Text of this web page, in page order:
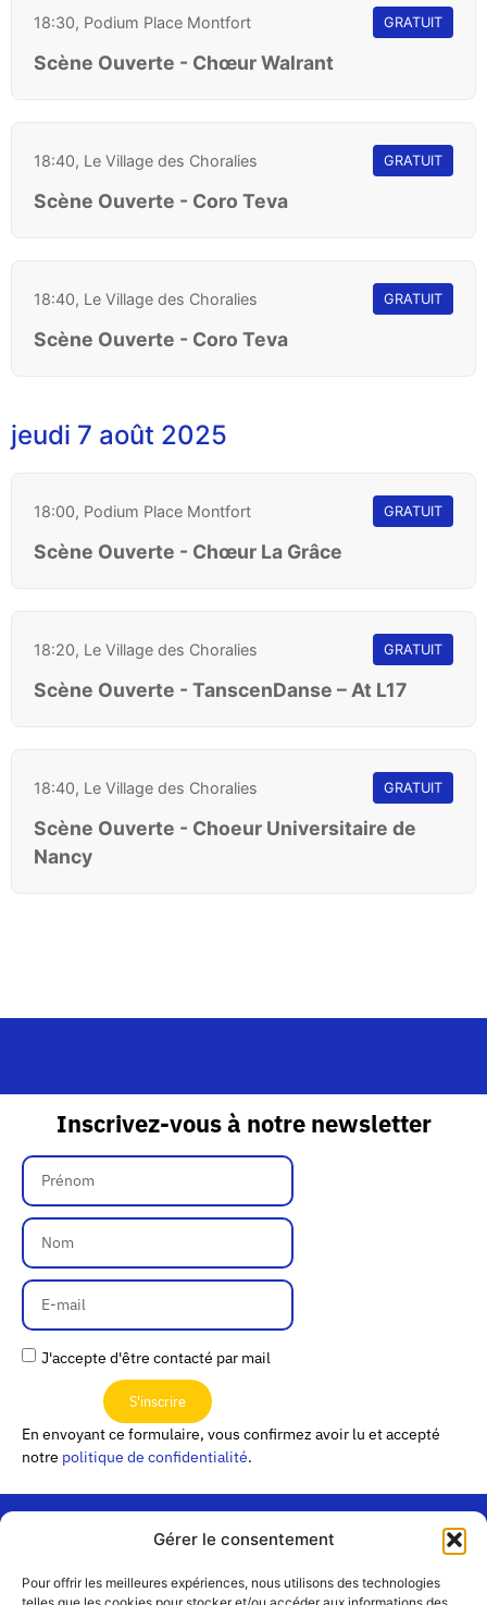
Gérer le consentement
Pour offrir les meilleures expériences, nous utilisons des technologies
18:30, Podium Place Montfort GRATUIT
Scène Ouverte - Chœur Walrant
18:40, Le Village des Choralies GRATUIT
Scène Ouverte - Coro Teva
18:40, Le Village des Choralies GRATUIT
Scène Ouverte - Coro Teva
jeudi 7 août 2025
18:00, Podium Place Montfort GRATUIT
Scène Ouverte - Chœur La Grâce
18:20, Le Village des Choralies GRATUIT
Scène Ouverte - TanscenDanse – At L17
18:40, Le Village des Choralies GRATUIT
Scène Ouverte - Choeur Universitaire de
Nancy
Inscrivez-vous à notre newsletter
J'accepte d'être contacté par mail
S'inscrire
En envoyant ce formulaire, vous confirmez avoir lu et accepté
notre politique de confidentialité.
« Les
Passerelles »